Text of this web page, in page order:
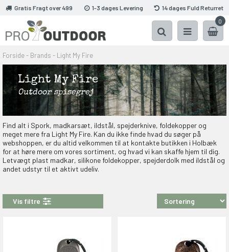
Gratis Fragt over 499 1-3 dages Levering
14 dages Fuld Returret
0
Forside- Brands - Light My Fire
Light My Fire
Outdoor spisegrej
Find alt i Spork, madkarsæt, ildstål, spejderknive, foldekopper og
meget mere fra Light My Fire. Kan du ikke finde hvad du søger på
webshoppen, er du altid velkommen til at kontakte butikken i Holbæk
for at høre mere om vores sortiment, og hvad vi kan skaffe hjem til dig.
Letvægt plast madkar, silikone foldekopper, spejderdolk med ildstål og
andet udstyr til et aktivt udeliv.
Vis filtre